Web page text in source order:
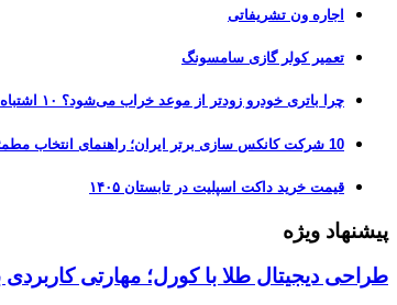
اجاره ون تشریفاتی
تعمیر کولر گازی سامسونگ
چرا باتری خودرو زودتر از موعد خراب می‌شود؟ ۱۰ اشتباه رایجی که عمر باتری را نصف می‌کنند
10 شرکت کانکس سازی برتر ایران؛ راهنمای انتخاب مطمئن‌ترین تولیدکننده کانکس در بازار 1405
قیمت خرید داکت اسپلیت در تابستان ۱۴۰۵
پیشنهاد ویژه
طراحی دیجیتال طلا با کورل؛ مهارتی